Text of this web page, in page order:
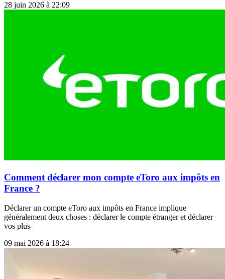
28 juin 2026 à 22:09
Comment déclarer mon compte eToro aux impôts en
France ?
Déclarer un compte eToro aux impôts en France implique
généralement deux choses : déclarer le compte étranger et déclarer
vos plus-
09 mai 2026 à 18:24